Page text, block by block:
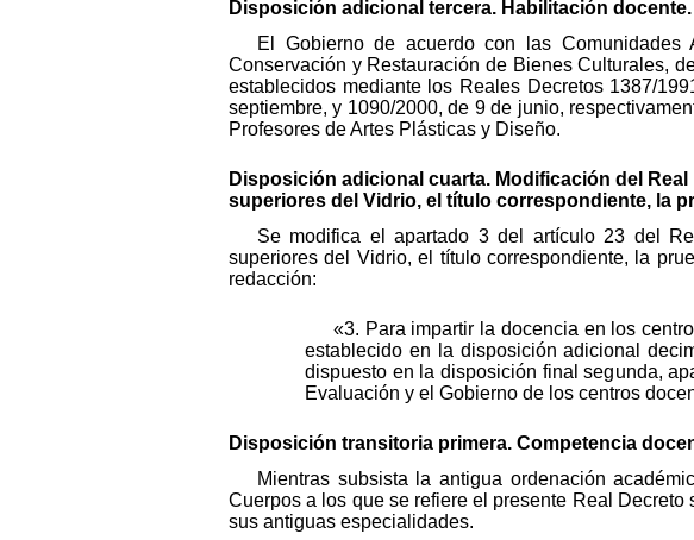
Disposición adicional tercera. Habilitación docente.
El Gobierno de acuerdo con las
Conservación y Restauración de Bienes Culturales,
establecidos mediante los Reales Decretos 1387/
septiembre, y 1090/2000, de 9 de junio,
Profesores de Artes Plásticas y Diseño.
Disposición adicional cuarta. Modificación del
superiores del Vidrio, el título correspondiente, la
Se modifica el apartado 3 del artículo 23 del
superiores del Vidrio, el título correspondiente, la
redacción:
«3. Para impartir la docencia en los
establecido en la disposición adicional
dispuesto en la disposición final segunda,
Evaluación y el Gobierno de los centros
Disposición transitoria primera. Competencia
Mientras subsista la antigua ordenación
Cuerpos a los que se refiere el presente Real
sus antiguas especialidades.